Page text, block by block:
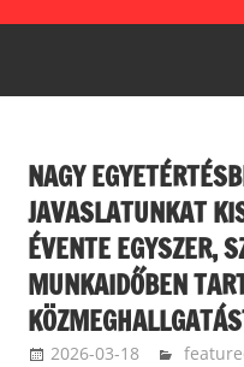
NAGY
JAVASLATUNKAT
ÉVENTE EGYSZER,
MUNKAIDŐBEN
2026-03-18